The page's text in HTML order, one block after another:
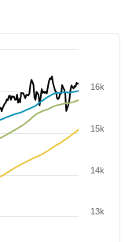
13k
14k
15k
16k